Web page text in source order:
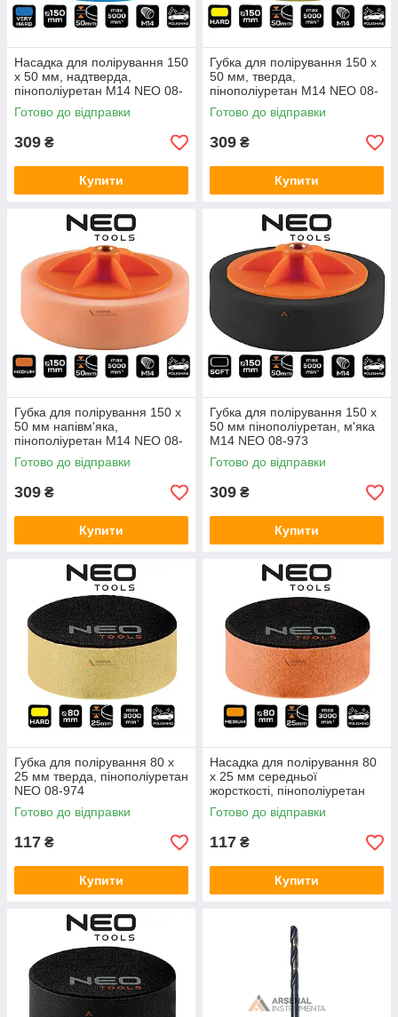
Насадка для полірування 150
x 50 мм, надтверда,
пінополіуретан M14 NEO 08-
970
Готово до відправки
309 ₴
Купити
Губка для полірування 150 x
50 мм, тверда,
пінополіуретан M14 NEO 08-
971
Готово до відправки
309 ₴
Купити
Губка для полірування 150 x
50 мм напівм'яка,
пінополіуретан M14 NEO 08-
972
Готово до відправки
309 ₴
Купити
Губка для полірування 150 x
50 мм пінополіуретан, м'яка
M14 NEO 08-973
Готово до відправки
309 ₴
Купити
Губка для полірування 80 x
25 мм тверда, пінополіуретан
NEO 08-974
Готово до відправки
117 ₴
Купити
Насадка для полірування 80
x 25 мм середньої
жорсткості, пінополіуретан
NEO 08-975
Готово до відправки
117 ₴
Купити